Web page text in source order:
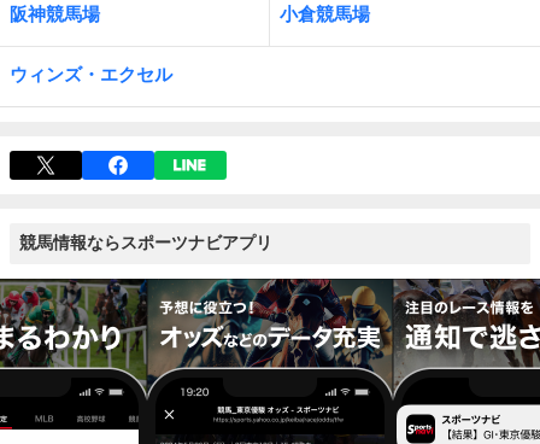
阪神競馬場 小倉競馬場
ウィンズ・エクセル
競馬情報ならスポーツナビアプリ